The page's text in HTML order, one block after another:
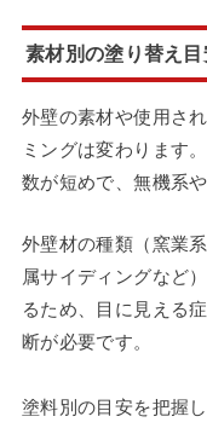
素材別の塗り替え
外壁の素材や使用さ
ミングは変わります
数が短めで、無機系
外壁材の種類（窯業
属サイディングなど
るため、目に見える
断が必要です。
塗料別の目安を把握